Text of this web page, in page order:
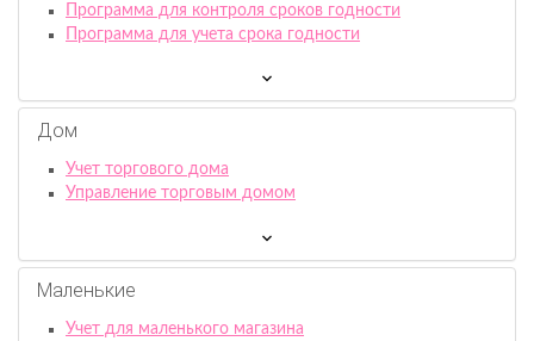
Программа для контроля сроков годности
Программа для учета срока годности
Дом
Учет торгового дома
Управление торговым домом
Маленькие
Учет для маленького магазина